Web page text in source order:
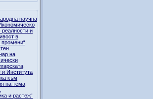
научна
реалности и
в
промени“
на
и Института
към
на тема
и растеж“